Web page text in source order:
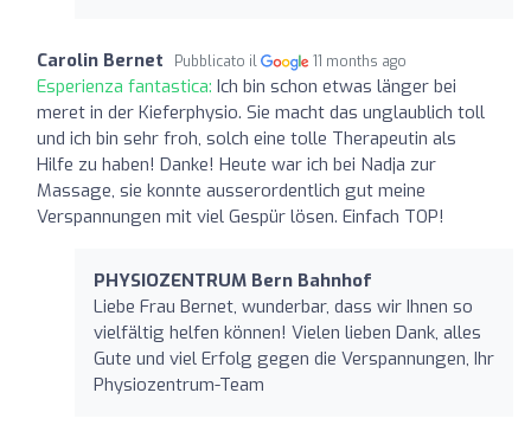
Carolin Bernet Pubblicato il 11 months ago
Esperienza fantastica: Ich bin schon etwas länger bei
meret in der Kieferphysio. Sie macht das unglaublich toll
und ich bin sehr froh, solch eine tolle Therapeutin als
Hilfe zu haben! Danke! Heute war ich bei Nadja zur
Massage, sie konnte ausserordentlich gut meine
Verspannungen mit viel Gespür lösen. Einfach TOP!
PHYSIOZENTRUM Bern Bahnhof
Liebe Frau Bernet, wunderbar, dass wir Ihnen so
vielfältig helfen können! Vielen lieben Dank, alles
Gute und viel Erfolg gegen die Verspannungen, Ihr
Physiozentrum-Team